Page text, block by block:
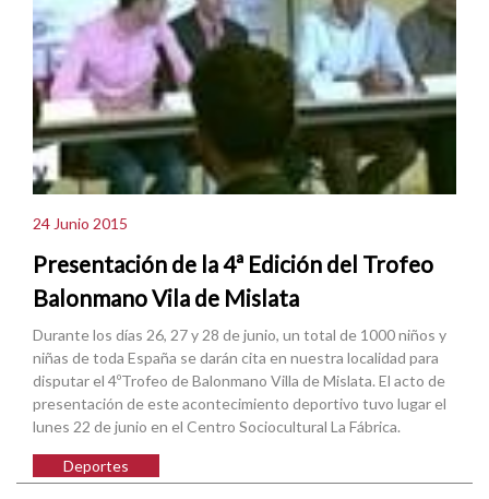
24 Junio 2015
Presentación de la 4ª Edición del Trofeo
Balonmano Vila de Mislata
Durante los días 26, 27 y 28 de junio, un total de 1000 niños y
niñas de toda España se darán cita en nuestra localidad para
disputar el 4ºTrofeo de Balonmano Villa de Mislata. El acto de
presentación de este acontecimiento deportivo tuvo lugar el
lunes 22 de junio en el Centro Sociocultural La Fábrica.
Deportes